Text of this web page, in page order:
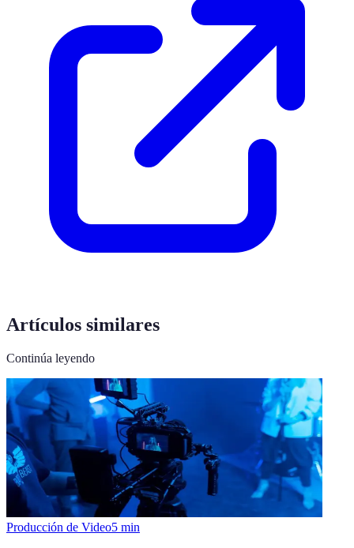
Artículos similares
Continúa leyendo
Producción de Video5 min